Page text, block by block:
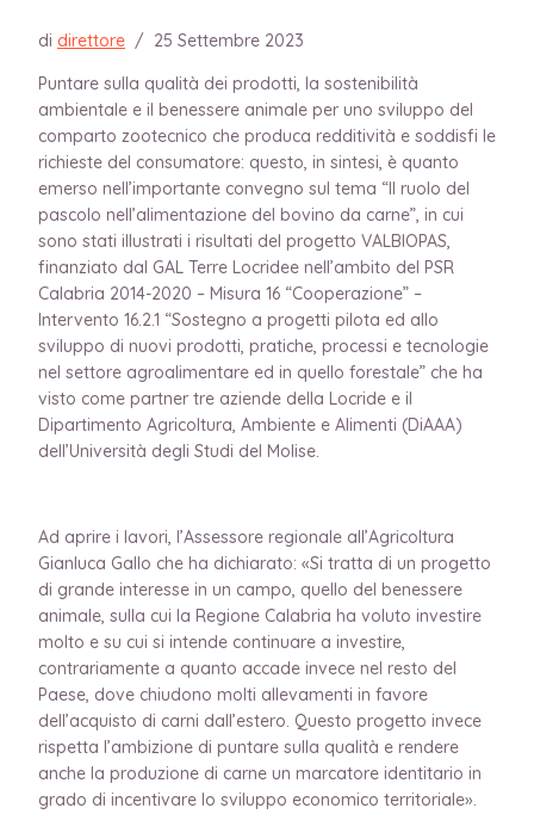
di direttore / 25 Settembre 2023
Puntare sulla qualità dei prodotti, la sostenibilità
ambientale e il benessere animale per uno sviluppo del
comparto zootecnico che produca redditività e soddisfi le
richieste del consumatore: questo, in sintesi, è quanto
emerso nell’importante convegno sul tema “Il ruolo del
pascolo nell’alimentazione del bovino da carne”, in cui
sono stati illustrati i risultati del progetto VALBIOPAS,
finanziato dal GAL Terre Locridee nell’ambito del PSR
Calabria 2014-2020 – Misura 16 “Cooperazione” –
Intervento 16.2.1 “Sostegno a progetti pilota ed allo
sviluppo di nuovi prodotti, pratiche, processi e tecnologie
nel settore agroalimentare ed in quello forestale” che ha
visto come partner tre aziende della Locride e il
Dipartimento Agricoltura, Ambiente e Alimenti (DiAAA)
dell’Università degli Studi del Molise.
Ad aprire i lavori, l’Assessore regionale all’Agricoltura
Gianluca Gallo che ha dichiarato: «Si tratta di un progetto
di grande interesse in un campo, quello del benessere
animale, sulla cui la Regione Calabria ha voluto investire
molto e su cui si intende continuare a investire,
contrariamente a quanto accade invece nel resto del
Paese, dove chiudono molti allevamenti in favore
dell’acquisto di carni dall’estero. Questo progetto invece
rispetta l’ambizione di puntare sulla qualità e rendere
anche la produzione di carne un marcatore identitario in
grado di incentivare lo sviluppo economico territoriale».